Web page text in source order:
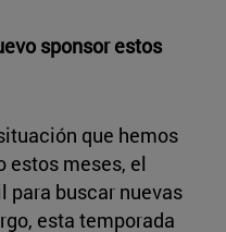
sponsor estos
que hemos
estos meses, el
para buscar nuevas
esta temporada